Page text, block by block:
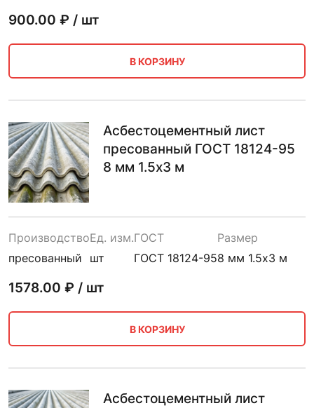
900.00 ₽ / шт
В КОРЗИНУ
Асбестоцементный лист
пресованный ГОСТ 18124-95
8 мм 1.5х3 м
Производство
пресованный
Ед. изм.
шт
ГОСТ
ГОСТ 18124-95
Размер
8 мм 1.5х3 м
1578.00 ₽ / шт
В КОРЗИНУ
Асбестоцементный лист